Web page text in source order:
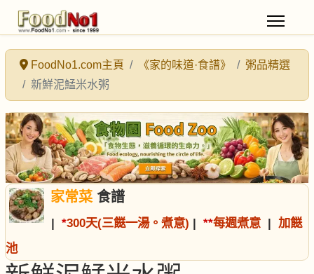
FoodNo1.com主頁 《家的味道·食譜》
粥品精選
新鮮泥鯭米水粥
家常菜食譜
| *300天(三餸一湯。煮意) | **每週煮意 | 加餸
池